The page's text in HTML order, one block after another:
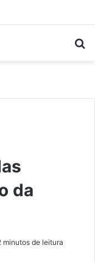
da
minutos de leitura